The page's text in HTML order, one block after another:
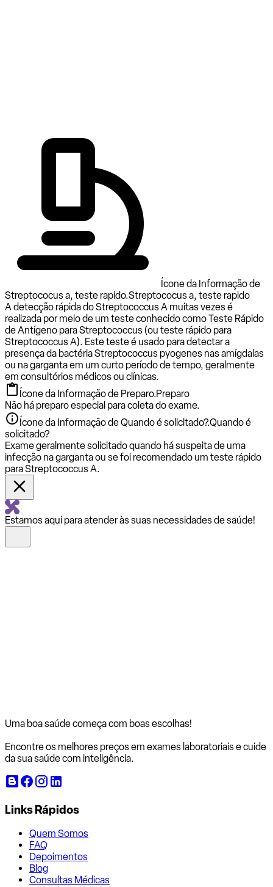
Ícone da Informação de
Streptococus a, teste rapido.Streptococus a, teste rapido
A detecção rápida do Streptococcus A muitas vezes é
realizada por meio de um teste conhecido como Teste Rápido
de Antígeno para Streptococcus (ou teste rápido para
Streptococcus A). Este teste é usado para detectar a
presença da bactéria Streptococcus pyogenes nas amígdalas
ou na garganta em um curto período de tempo, geralmente
em consultórios médicos ou clínicas.
Ícone da Informação de Preparo.Preparo
Não há preparo especial para coleta do exame.
Ícone da Informação de Quando é solicitado?.Quando é
solicitado?
Exame geralmente solicitado quando há suspeita de uma
infecção na garganta ou se foi recomendado um teste rápido
para Streptococcus A.
Estamos aqui para atender às suas necessidades de saúde!
Uma boa saúde começa com boas escolhas!
Encontre os melhores preços em exames laboratoriais e cuide
da sua saúde com inteligência.
Links Rápidos
Quem Somos
FAQ
Depoimentos
Blog
Consultas Médicas